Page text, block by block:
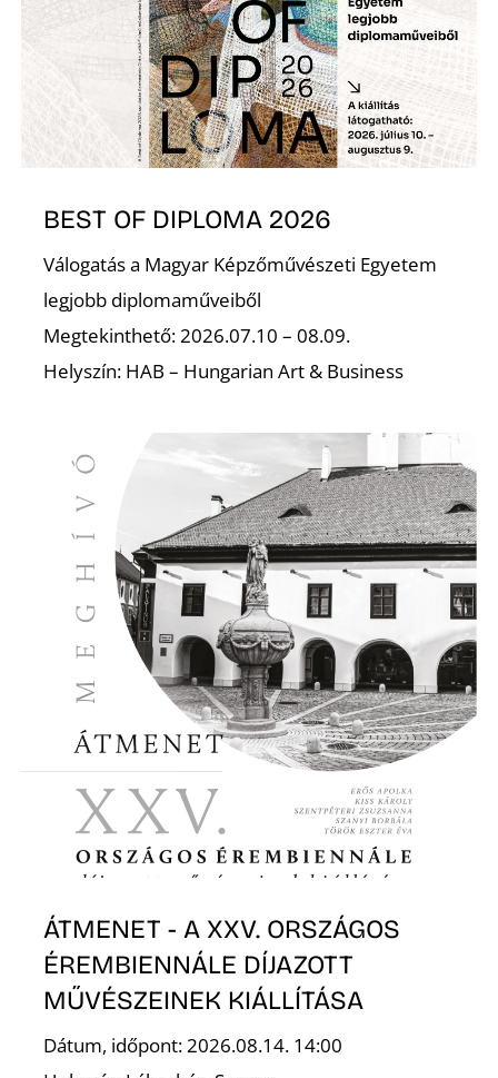
BEST OF DIPLOMA 2026
Válogatás a Magyar Képzőművészeti Egyetem
legjobb diplomaműveiből
Megtekinthető: 2026.07.10 – 08.09.
Helyszín: HAB – Hungarian Art & Business
ÁTMENET - A XXV. ORSZÁGOS
ÉREMBIENNÁLE DÍJAZOTT
MŰVÉSZEINEK KIÁLLÍTÁSA
Dátum, időpont: 2026.08.14. 14:00